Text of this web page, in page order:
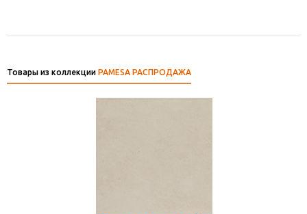
Товары из коллекции PAMESA РАСПРОДАЖА